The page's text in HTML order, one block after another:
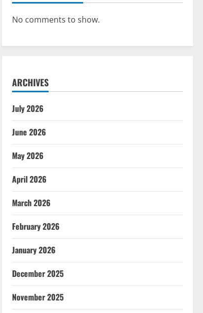
No comments to show.
ARCHIVES
July 2026
June 2026
May 2026
April 2026
March 2026
February 2026
January 2026
December 2025
November 2025